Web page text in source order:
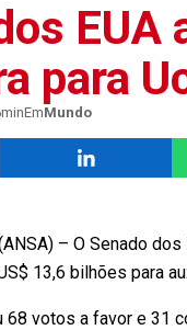
EUA
para
EmMundo
– O Senado
13,6 bilhões para
68 votos a favor e 31